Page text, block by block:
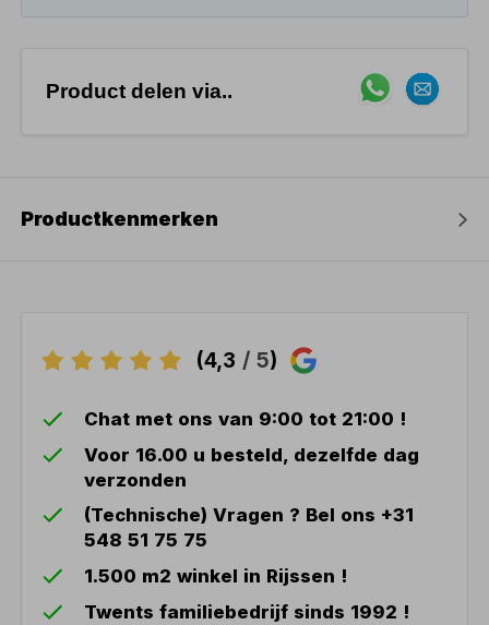
Product delen via..
Productkenmerken
(4,3 / 5)
Chat met ons van 9:00 tot 21:00 !
Voor 16.00 u besteld, dezelfde dag
verzonden
(Technische) Vragen ? Bel ons +31
548 51 75 75
1.500 m2 winkel in Rijssen !
Twents familiebedrijf sinds 1992 !